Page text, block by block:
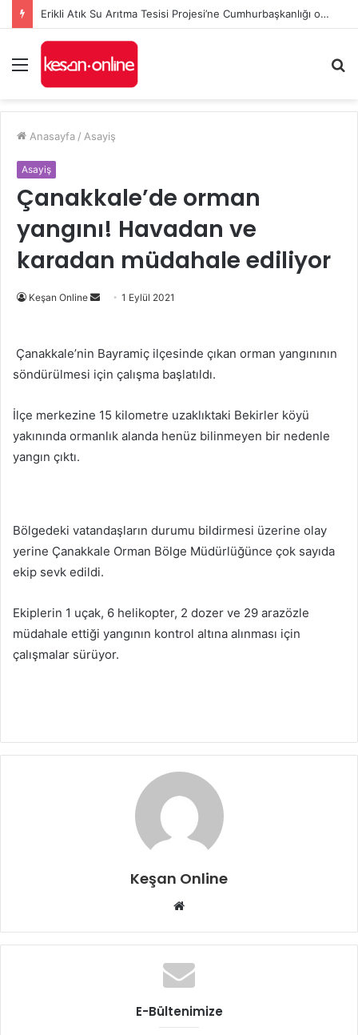
Erikli Atık Su Arıtma Tesisi Projesi’ne Cumhurbaşkanlığı onayı
Menü
...
Anasayfa / Asayiş
Asayiş
Çanakkale’de orman
yangını! Havadan ve
karadan müdahale ediliyor
Keşan Online
Bir
göndermek
1 Eylül 2021
Çanakkale’nin Bayramiç ilçesinde çıkan orman yangınının
söndürülmesi için çalışma başlatıldı.
İlçe merkezine 15 kilometre uzaklıktaki Bekirler köyü
yakınında ormanlık alanda henüz bilinmeyen bir nedenle
yangın çıktı.
Bölgedeki vatandaşların durumu bildirmesi üzerine olay
yerine Çanakkale Orman Bölge Müdürlüğünce çok sayıda
ekip sevk edildi.
Ekiplerin 1 uçak, 6 helikopter, 2 dozer ve 29 arazözle
müdahale ettiği yangının kontrol altına alınması için
çalışmalar sürüyor.
Keşan Online
Web
E-Bültenimize